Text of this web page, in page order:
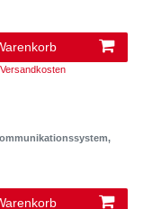
Versandkosten